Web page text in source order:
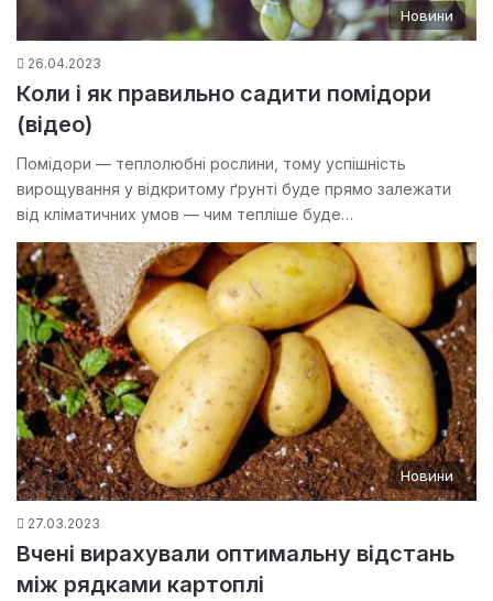
Новини
26.04.2023
Коли і як правильно садити помідори
(відео)
Помідори — теплолюбні рослини, тому успішність
вирощування у відкритому ґрунті буде прямо залежати
від кліматичних умов — чим тепліше буде…
Новини
27.03.2023
Вчені вирахували оптимальну відстань
між рядками картоплі